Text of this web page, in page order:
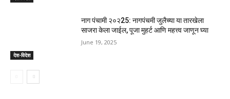
देश-विदेश
नाग पंचामी २०२25: नागपंचमी जुलैच्या या तारखेला
साजरा केला जाईल, पूजा मुहर्ट आणि महत्त्व जाणून घ्या
June 19, 2025